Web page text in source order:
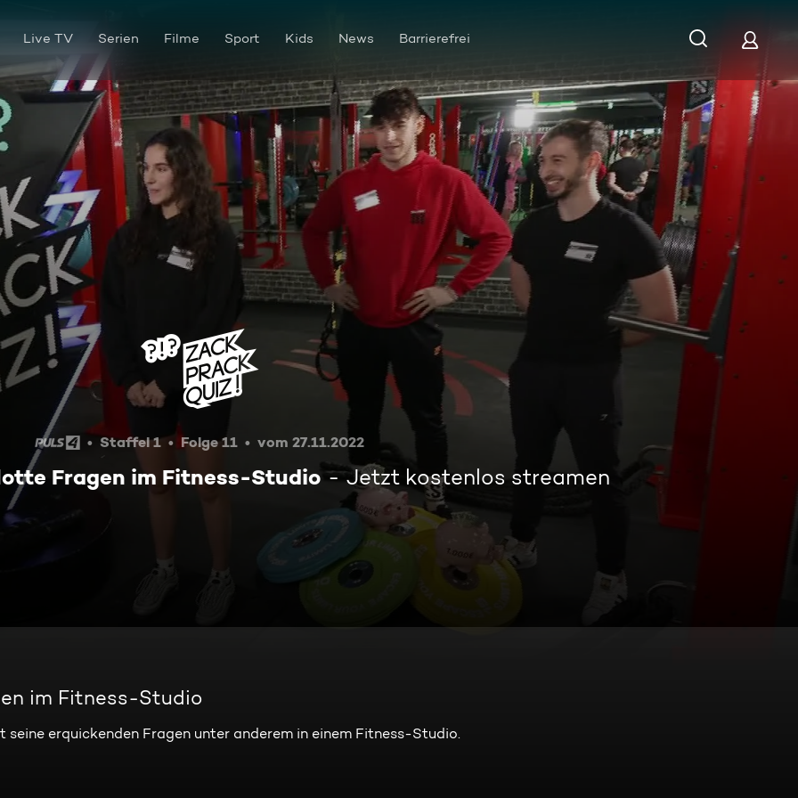
Live TV Serien Filme Sport Kids News Barrierefrei
Staffel 1 Folge 11: Flotte Fragen im Fitness-Studio
Staffel 1 Folge 11 vom 27.11.2022
Fragen im Fitness-Studio Jetzt kostenlos streamen
im Fitness-Studio
erquickenden Fragen unter anderem in einem Fitness-Studio.